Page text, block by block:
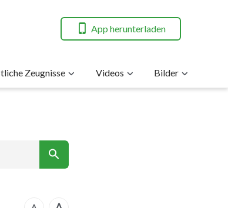
App herunterladen
Zeugnisse Videos Bilder